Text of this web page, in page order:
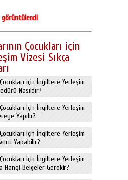
Çocukları için
Vizesi Sıkça
için İngiltere Yerleşim
Nasıldır?
için İngiltere Yerleşim
Yapılır?
için İngiltere Yerleşim
Yapabilir?
için İngiltere Yerleşim
Hangi Belgeler Gerekir?